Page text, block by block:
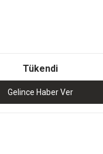
Tükendi
Gelince Haber Ver